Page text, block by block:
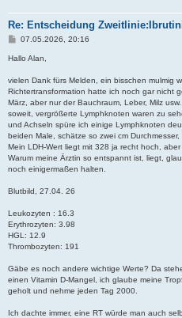
Re: Entscheidung
B
i
r
a
g
07.05.2026, 20:16
Hallo Alan,
vielen Dank fürs Melden, ein bisschen mulmig
Richtertransformation hatte ich noch gar nicht
März, aber nur der Bauchraum, Leber, Milz
soweit, vergrößerte Lymphknoten waren zu
und Achseln spüre ich einige Lymphknoten
beiden Male, schätze so zwei cm Durchmesser,
Mein LDH-Wert liegt mit 328 ja recht hoch,
Warum meine Ärztin so entspannt ist, liegt,
noch einigermaßen halten.
Blutbild, 27.04. 26
Leukozyten : 16.3
Erythrozyten: 3.98
HGL: 12.9
Thrombozyten: 191
Gäbe es noch andere wichtige Werte? Da
einen Vitamin D-Mangel, ich glaube meine
geholt und nehme jeden Tag 2000.
Ich dachte immer, eine RT würde man auch